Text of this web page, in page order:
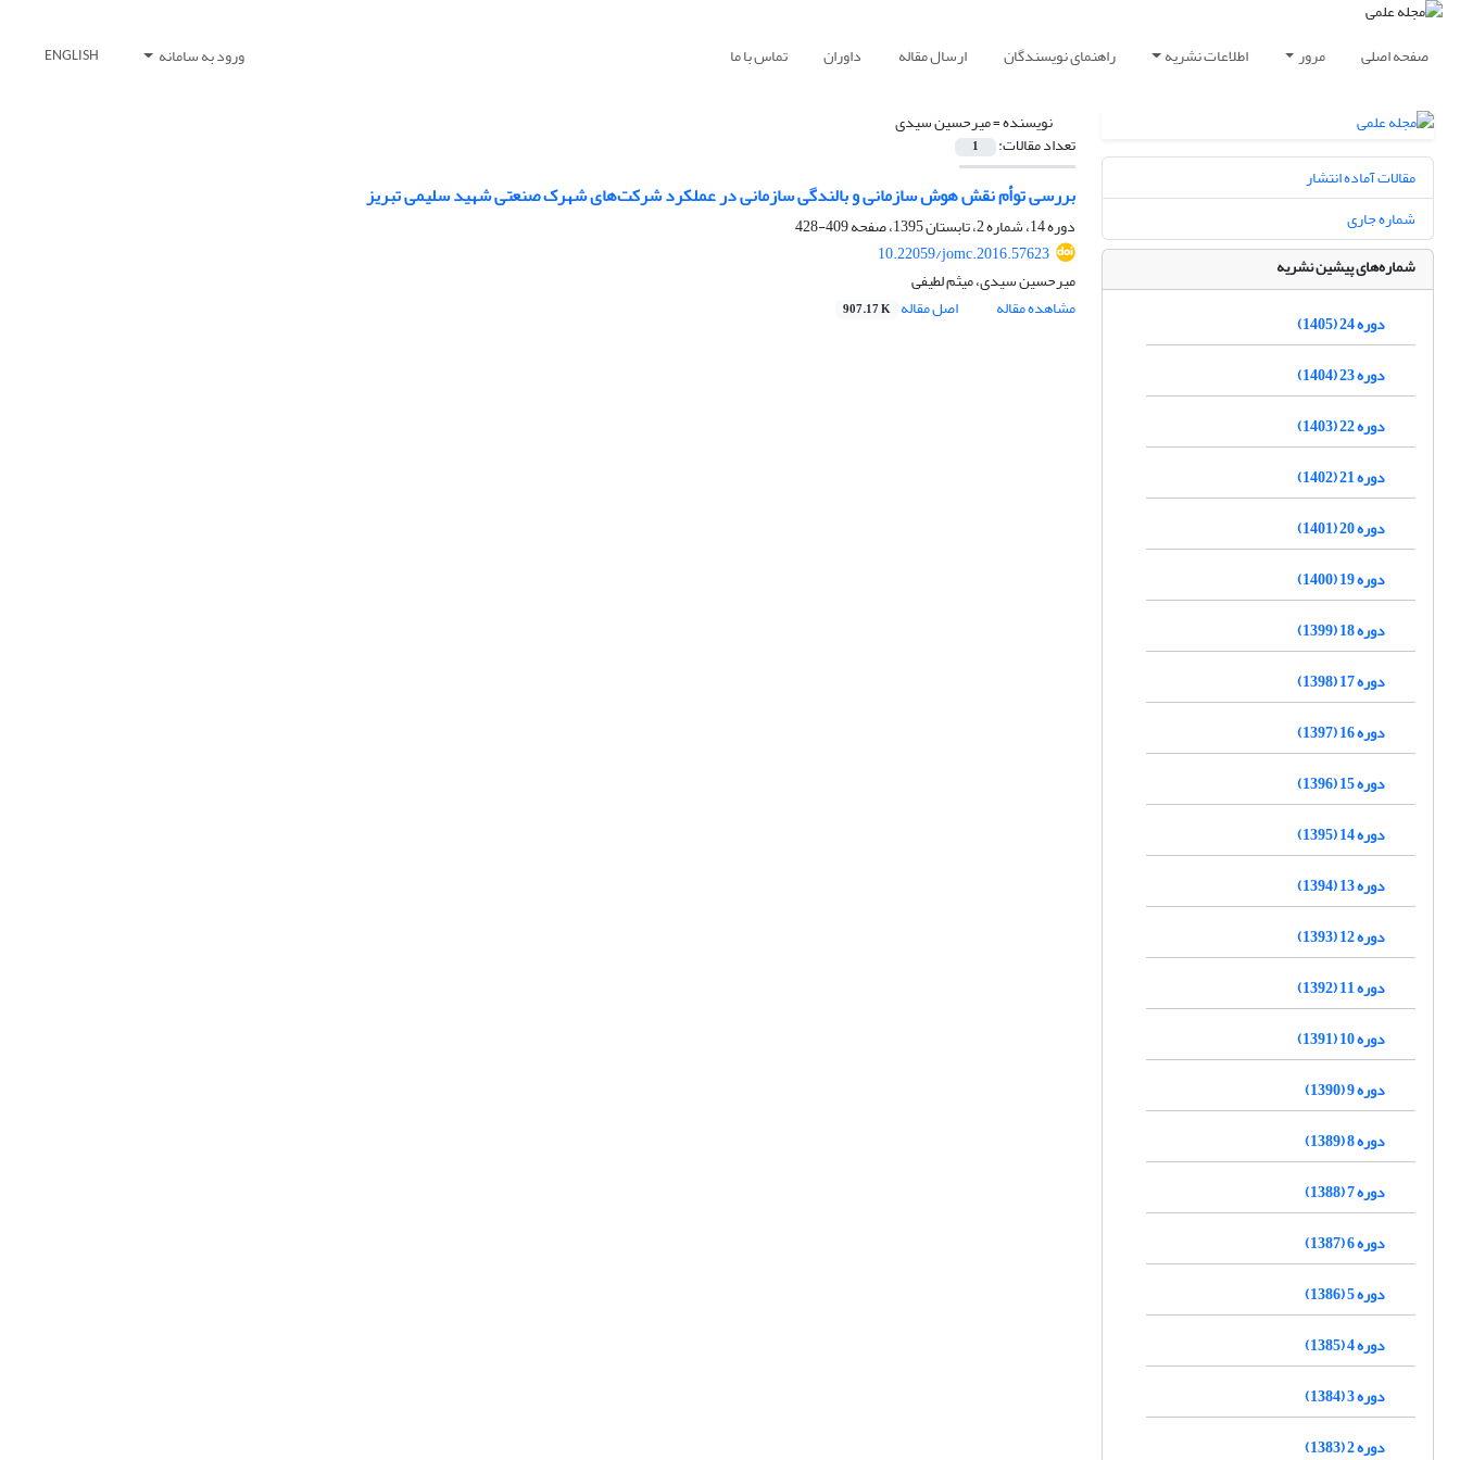
صفحه اصلی مرور اطلاعات نشریه راهنمای نویسندگان ارسال مقاله داوران تماس با ما ورود به سامانه ENGLISH
نویسنده =میرحسین سیدی
تعداد مقالات: 1
بررسی توأم نقش هوش سازمانی و بالندگی سازمانی در عملکرد شرکت‌های شهرک صنعتی شهید سلیمی ‌تبریز
دوره 14، شماره 2، تابستان 1395، صفحه
409-428
10.22059/jomc.2016.57623
میرحسین سیدی، میثم لطیفی
مشاهده مقاله
اصل مقاله 907.17 K
مقالات آماده انتشار
شماره جاری
شماره‌های پیشین نشریه
دوره 24 (1405)
دوره 23 (1404)
دوره 22 (1403)
دوره 21 (1402)
دوره 20 (1401)
دوره 19 (1400)
دوره 18 (1399)
دوره 17 (1398)
دوره 16 (1397)
دوره 15 (1396)
دوره 14 (1395)
دوره 13 (1394)
دوره 12 (1393)
دوره 11 (1392)
دوره 10 (1391)
دوره 9 (1390)
دوره 8 (1389)
دوره 7 (1388)
دوره 6 (1387)
دوره 5 (1386)
دوره 4 (1385)
دوره 3 (1384)
دوره 2 (1383)